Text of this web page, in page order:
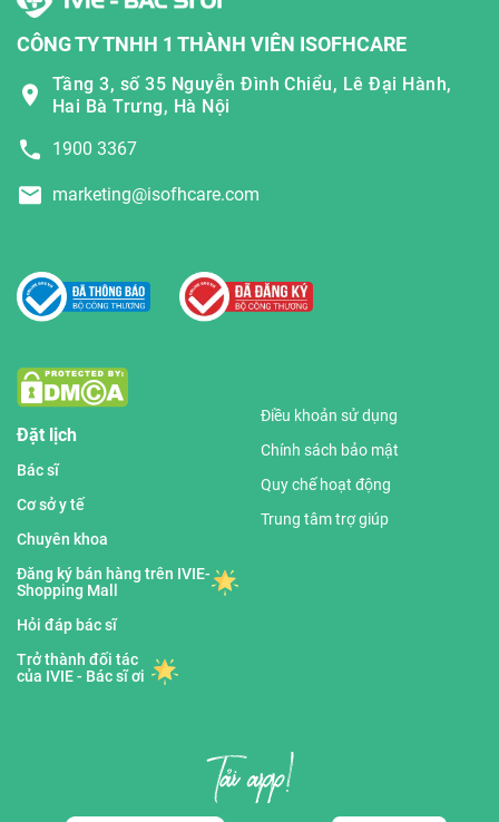
CÔNG TY TNHH 1 THÀNH VIÊN ISOFHCARE
Tầng 3, số 35 Nguyễn Đình Chiểu, Lê Đại Hành,
Hai Bà Trưng, Hà Nội
1900 3367
marketing@isofhcare.com
Đặt lịch
Bác sĩ
Cơ sở y tế
Chuyên khoa
Đăng ký bán hàng trên IVIE-
Shopping Mall
Hỏi đáp bác sĩ
Trở thành đối tác
của IVIE - Bác sĩ ơi
Điều khoản sử dụng
Chính sách bảo mật
Quy chế hoạt động
Trung tâm trợ giúp